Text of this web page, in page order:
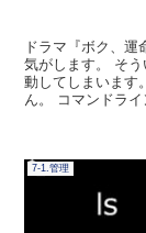
ドラマ『ボク、
気がします。 そ
動してしまいます
ん。 コマンドラ
7-1.管理